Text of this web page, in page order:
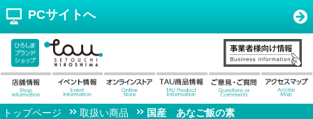
PCサイトへ
トップページ 取扱い商品 国産 あなご飯の素